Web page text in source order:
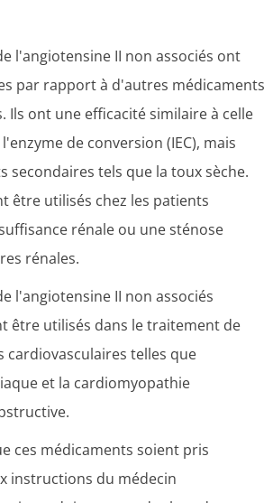
l'angiotensine II non associés ont
par rapport à d'autres médicaments
Ils ont une efficacité similaire à celle
de conversion (IEC), mais
secondaires tels que la toux sèche.
être utilisés chez les patients
rénale ou une sténose
rénales.
l'angiotensine II non associés
être utilisés dans le traitement de
cardiovasculaires telles que
et la cardiomyopathie
ces médicaments soient pris
instructions du médecin